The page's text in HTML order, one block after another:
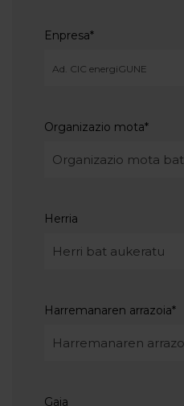
Enpresa*
Organizazio mota*
Herria
Harremanaren arrazoia*
Gaia